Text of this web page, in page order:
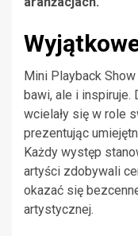
Mini Playback
bawi, ale i inspiruje.
wcielały się w role
prezentując
Każdy występ
artyści zdobywali
okazać się
artystycznej.